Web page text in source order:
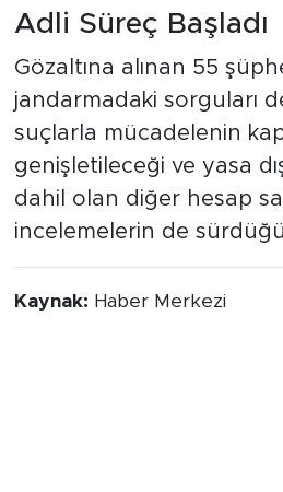
Adli Süreç Başladı
Gözaltına alınan 55
jandarmadaki sorguları
suçlarla mücadelenin
genişletileceği ve yasa
dahil olan diğer hesap
incelemelerin de
Kaynak: Haber Merkezi